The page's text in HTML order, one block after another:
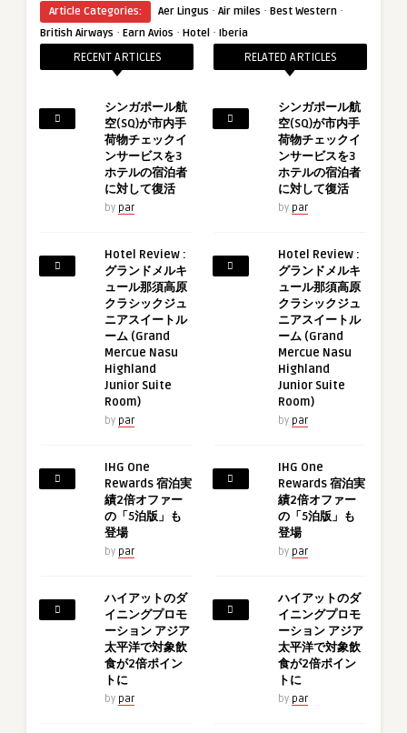
Article Categories: Aer Lingus · Air miles · Best Western ·
British Airways · Earn Avios · Hotel · Iberia
RECENT ARTICLES
シンガポール航
空(SQ)が市内手
荷物チェックイ
ンサービスを3
ホテルの宿泊者
に対して復活
by par
Hotel Review :
グランドメルキ
ュール那須高原
クラシックジュ
ニアスイートル
ーム (Grand
Mercue Nasu
Highland
Junior Suite
Room)
by par
IHG One
Rewards 宿泊実
績2倍オファー
の「5泊版」も
登場
by par
ハイアットのダ
イニングプロモ
ーション アジア
太平洋で対象飲
食が2倍ポイン
トに
by par
RELATED ARTICLES
シンガポール航
空(SQ)が市内手
荷物チェックイ
ンサービスを3
ホテルの宿泊者
に対して復活
by par
Hotel Review :
グランドメルキ
ュール那須高原
クラシックジュ
ニアスイートル
ーム (Grand
Mercue Nasu
Highland
Junior Suite
Room)
by par
IHG One
Rewards 宿泊実
績2倍オファー
の「5泊版」も
登場
by par
ハイアットのダ
イニングプロモ
ーション アジア
太平洋で対象飲
食が2倍ポイン
トに
by par